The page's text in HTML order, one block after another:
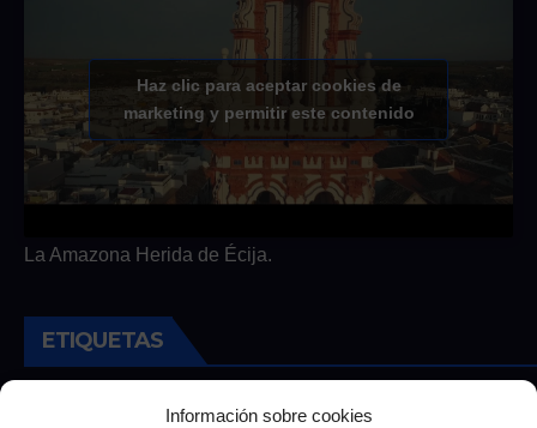
Información sobre cookies
Haz clic para aceptar cookies de
marketing y permitir este contenido
La Amazona Herida de Écija.
ETIQUETAS
Andalucía Cultura Deportes